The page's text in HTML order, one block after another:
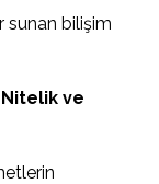
sunan bilişim
Nitelik ve